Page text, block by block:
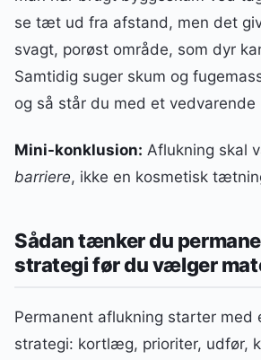
se tæt ud fra afstand, men det
svagt, porøst område, som dyr
Samtidig suger skum og
og så står du med et vedvarende
Mini-konklusion: Aflukning skal
barriere, ikke en kosmetisk
Sådan tænker du
strategi før du vælger
Permanent aflukning starter med
strategi: kortlæg, prioriter, udfør,